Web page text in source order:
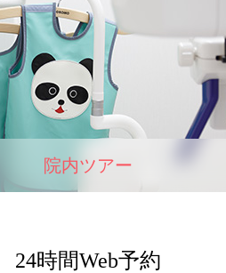
院内ツアー
24時間Web予約